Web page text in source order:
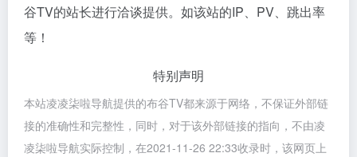
谷TV的站长进行洽谈提供。如该站的IP、PV、跳出率
等！
特别声明
本站凌凌柒啦导航提供的布谷TV都来源于网络，不保证外部链
接的准确性和完整性，同时，对于该外部链接的指向，不由凌
凌柒啦导航实际控制，在2021-11-26 22:33收录时，该网页上